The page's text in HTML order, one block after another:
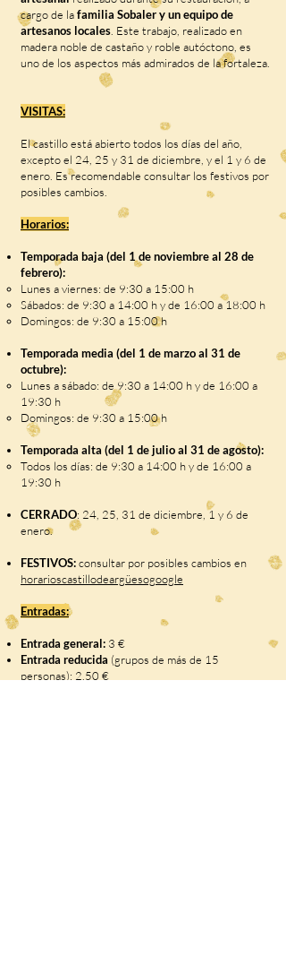
cargo de lafamilia Sobaler y un equipo de
artesanos locales . Este trabajo, realizado en
madera noble de castaño y roble autóctono, es
uno de los aspectos más admirados de la fortaleza.
VISITAS:
El castillo está abierto todos los días del año,
excepto el 24, 25 y 31 de diciembre, y el 1 y 6 de
enero. Es recomendable consultar los festivos por
posibles cambios.
Horarios:
Temporada baja (del 1 de noviembre al 28 de
febrero):
Lunes a viernes: de 9:30 a 15:00 h
Sábados: de 9:30 a 14:00 h y de 16:00 a 18:00 h
Domingos: de 9:30 a 15:00 h
Temporada media (del 1 de marzo al 31 de
octubre):
Lunes a sábado: de 9:30 a 14:00 h y de 16:00 a
19:30 h
Domingos: de 9:30 a 15:00 h
Temporada alta (del 1 de julio al 31 de agosto):
Todos los días: de 9:30 a 14:00 h y de 16:00 a
19:30 h
CERRADO: 24, 25, 31 de diciembre, 1 y 6 de
enero.
FESTIVOS:consultar por posibles cambios en
horarioscastillodeargüesogoogle
Entradas:
Entrada general: 3 €
Entrada reducida (grupos de más de 15
personas): 2,50 €